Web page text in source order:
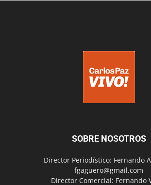
SOBRE NOSOTROS
Director Periodístico: Fernando
fgaguero@gmail.com
Director Comercial: Fernando